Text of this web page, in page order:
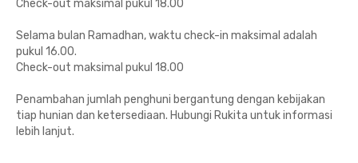
Check-out maksimal pukul 18.00
Selama bulan Ramadhan, waktu check-in maksimal adalah
pukul 16.00.
Check-out maksimal pukul 18.00
Penambahan jumlah penghuni bergantung dengan kebijakan
tiap hunian dan ketersediaan. Hubungi Rukita untuk informasi
lebih lanjut.